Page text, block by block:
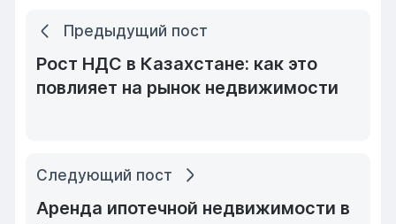
Предыдущий пост
Рост НДС в Казахстане: как это
повлияет на рынок недвижимости
Следующий пост
Аренда ипотечной недвижимости в